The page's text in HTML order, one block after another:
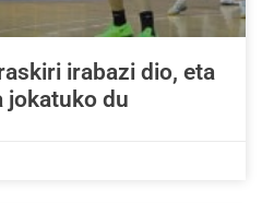
irabazi dio, eta
jokatuko du